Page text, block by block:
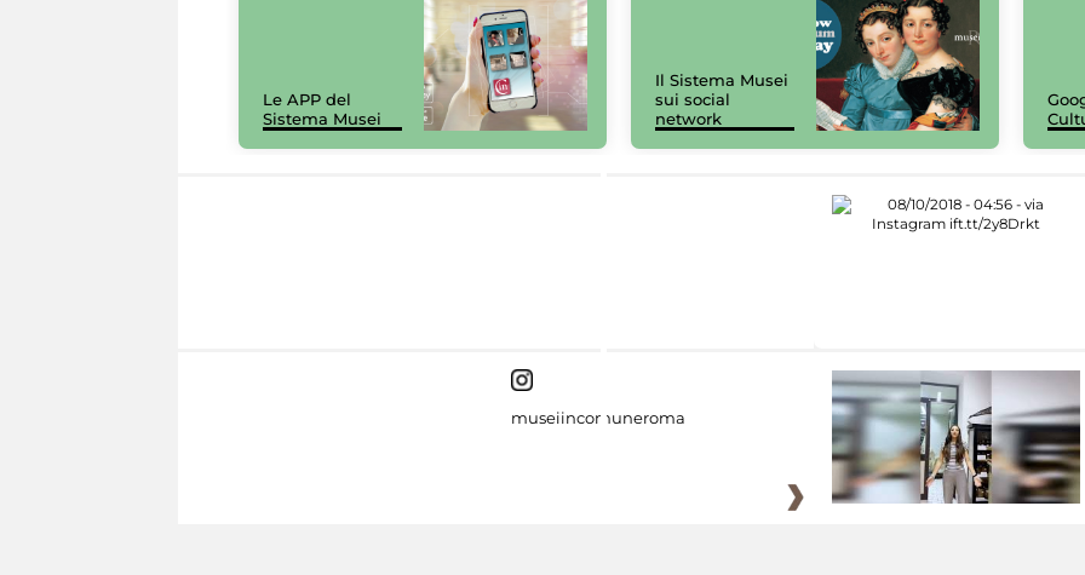
Le APP del
Sistema Musei
Il Sistema Musei
sui social
network
museiincomuneroma